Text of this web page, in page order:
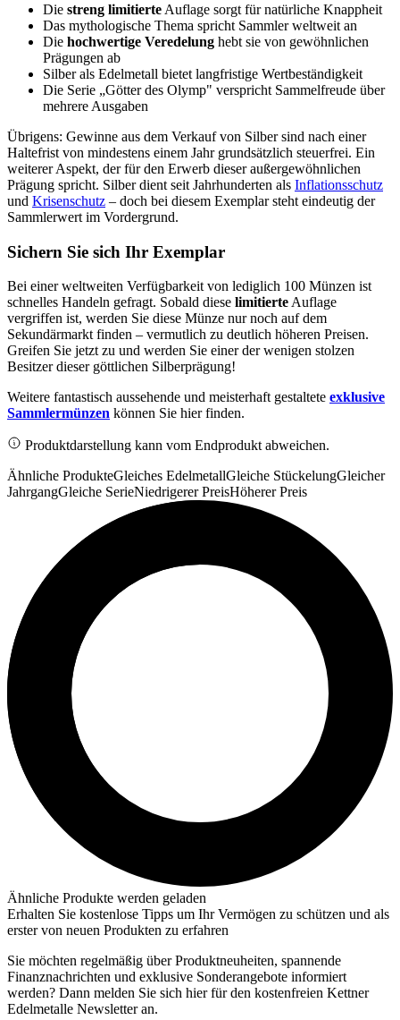
Die streng limitierte Auflage sorgt für natürliche Knappheit
Das mythologische Thema spricht Sammler weltweit an
Die hochwertige Veredelung hebt sie von gewöhnlichen
Prägungen ab
Silber als Edelmetall bietet langfristige Wertbeständigkeit
Die Serie „Götter des Olymp" verspricht Sammelfreude über
mehrere Ausgaben
Übrigens: Gewinne aus dem Verkauf von Silber sind nach einer
Haltefrist von mindestens einem Jahr grundsätzlich steuerfrei. Ein
weiterer Aspekt, der für den Erwerb dieser außergewöhnlichen
Prägung spricht. Silber dient seit Jahrhunderten als Inflationsschutz
und Krisenschutz – doch bei diesem Exemplar steht eindeutig der
Sammlerwert im Vordergrund.
Sichern Sie sich Ihr Exemplar
Bei einer weltweiten Verfügbarkeit von lediglich 100 Münzen ist
schnelles Handeln gefragt. Sobald diese limitierteAuflage
vergriffen ist, werden Sie diese Münze nur noch auf dem
Sekundärmarkt finden – vermutlich zu deutlich höheren Preisen.
Greifen Sie jetzt zu und werden Sie einer der wenigen stolzen
Besitzer dieser göttlichen Silberprägung!
Weitere fantastisch aussehende und meisterhaft gestaltete exklusive
Sammlermünzen können Sie hier finden.
Produktdarstellung kann vom Endprodukt abweichen.
Ähnliche ProdukteGleiches EdelmetallGleiche StückelungGleicher
JahrgangGleiche SerieNiedrigerer PreisHöherer Preis
Ähnliche Produkte werden geladen
Erhalten Sie kostenlose Tipps um Ihr Vermögen zu schützen und als
erster von neuen Produkten zu erfahren
Sie möchten regelmäßig über Produktneuheiten, spannende
Finanznachrichten und exklusive Sonderangebote informiert
werden? Dann melden Sie sich hier für den kostenfreien Kettner
Edelmetalle Newsletter an.